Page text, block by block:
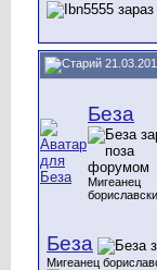
Беза
Мигеанец
Беза
Мигеанец